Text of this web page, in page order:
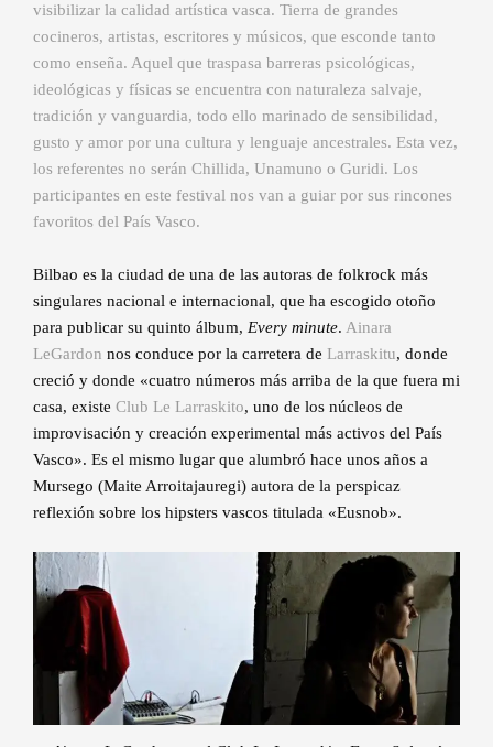
visibilizar la calidad artística vasca. Tierra de grandes
cocineros, artistas, escritores y músicos, que esconde tanto
como enseña. Aquel que traspasa barreras psicológicas,
ideológicas y físicas se encuentra con naturaleza salvaje,
tradición y vanguardia, todo ello marinado de sensibilidad,
gusto y amor por una cultura y lenguaje ancestrales. Esta vez,
los referentes no serán Chillida, Unamuno o Guridi. Los
participantes en este festival nos van a guiar por sus rincones
favoritos del País Vasco.
Bilbao es la ciudad de una de las autoras de folkrock más
singulares nacional e internacional, que ha escogido otoño
para publicar su quinto álbum, Every minute. Ainara
LeGardon nos conduce por la carretera de Larraskitu, donde
creció y donde «cuatro números más arriba de la que fuera mi
casa, existe Club Le Larraskito, uno de los núcleos de
improvisación y creación experimental más activos del País
Vasco». Es el mismo lugar que alumbró hace unos años a
Mursego (Maite Arroitajauregi) autora de la perspicaz
reflexión sobre los hipsters vascos titulada «Eusnob».